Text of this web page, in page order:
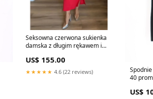
Seksowna czerwona sukienka
damska z długim rękawem i
US$ 155.00
★★★★★ 4.6 (22 reviews)
40
US$